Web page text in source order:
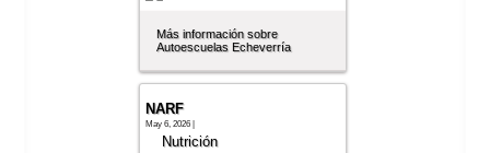
Más información sobre
Autoescuelas Echeverría
NARF
May 6, 2026 |
Nutrición